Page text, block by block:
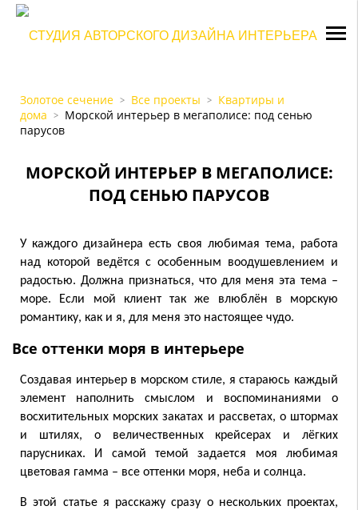
Золотое сечение > Все проекты > Квартиры и
дома > Морской интерьер в мегаполисе: под сенью
парусов
МОРСКОЙ ИНТЕРЬЕР В МЕГАПОЛИСЕ:
ПОД СЕНЬЮ ПАРУСОВ
У каждого дизайнера есть своя любимая тема, работа
над которой ведётся с особенным воодушевлением и
радостью. Должна признаться, что для меня эта тема –
море. Если мой клиент так же влюблён в морскую
романтику, как и я, для меня это настоящее чудо.
Все оттенки моря в интерьере
Создавая интерьер в морском стиле, я стараюсь каждый
элемент наполнить смыслом и воспоминаниями о
восхитительных морских закатах и рассветах, о штормах
и штилях, о величественных крейсерах и лёгких
парусниках. И самой темой задается моя любимая
цветовая гамма – все оттенки моря, неба и солнца.
В этой статье я расскажу сразу о нескольких проектах,